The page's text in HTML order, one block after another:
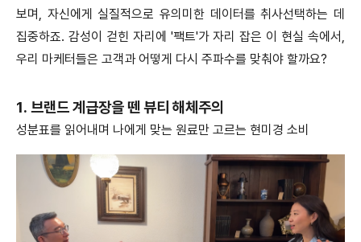
보며, 자신에게 실질적으로 유의미한 데이터를 취사선택하는 데
집중하죠. 감성이 걷힌 자리에 '팩트'가 자리 잡은 이 현실 속에서,
우리 마케터들은 고객과 어떻게 다시 주파수를 맞춰야 할까요?
1. 브랜드 계급장을 뗀 뷰티 해체주의
성분표를 읽어내며 나에게 맞는 원료만 고르는 현미경 소비